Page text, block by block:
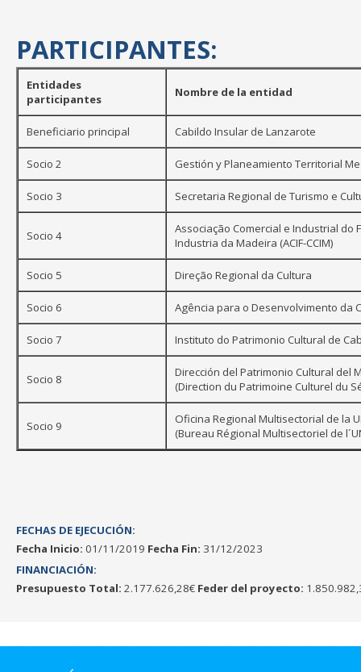
PARTICIPANTES:
Entidades
participantes
Nombre de la entidad
Beneficiario principal Cabildo Insular de Lanzarote
Socio 2 Gestión y Planeamiento Territorial
Socio 3 Secretaria Regional de Turismo e
Socio 4
Associação Comercial e Industrial do
Industria da Madeira (ACIF-CCIM)
Socio 5 Direção Regional da Cultura
Socio 6 Agência para o Desenvolvimento da
Socio 7 Instituto do Patrimonio Cultural de
Socio 8
Dirección del Patrimonio Cultural del
(Direction du Patrimoine Culturel du
Socio 9
Oficina Regional Multisectorial de la
(Bureau Régional Multisectoriel de
FECHAS DE EJECUCIÓN:
Fecha Inicio: 01/11/2019 Fecha Fin: 31/12/2023
FINANCIACIÓN:
Presupuesto Total: 2.177.626,28€ Feder del proyecto: